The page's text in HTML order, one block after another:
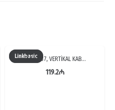
Linkbasic
CFK02-37, VERTİKAL KAB…
119.2₼